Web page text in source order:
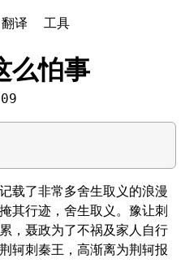
翻译 工具
么怕事
载了非常多舍生取义的浪漫
其行迹，舍生取义。豫让刺
，聂政为了不祸及家人自行
轲刺秦王，高渐离为荆轲报